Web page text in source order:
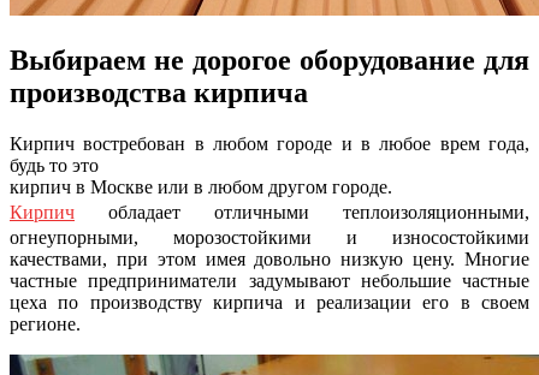
Выбираем не дорогое оборудование для
производства кирпича
Кирпич востребован в любом городе и в любое врем года,
будь то это
кирпич в Москве или в любом другом городе.
Кирпич обладает отличными теплоизоляционными,
огнеупорными, морозостойкими и износостойкими
качествами, при этом имея довольно низкую цену. Многие
частные предприниматели задумывают небольшие частные
цеха по производству кирпича и реализации его в своем
регионе.